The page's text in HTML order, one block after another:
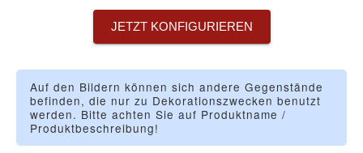
JETZT KONFIGURIEREN
Auf den Bildern können sich andere Gegenstände
befinden, die nur zu Dekorationszwecken benutzt
werden. Bitte achten Sie auf Produktname /
Produktbeschreibung!